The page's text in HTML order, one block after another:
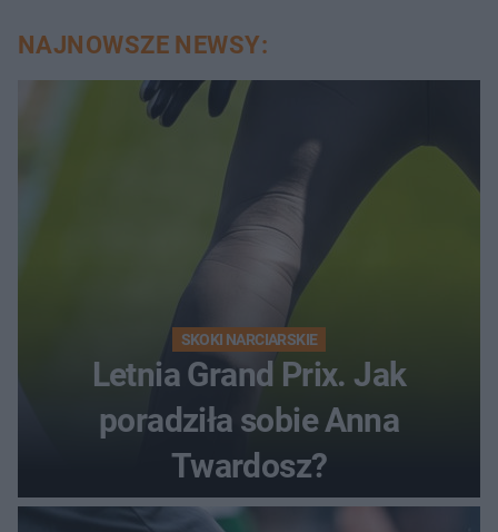
NAJNOWSZE NEWSY:
SKOKI NARCIARSKIE
Letnia Grand Prix. Jak
poradziła sobie Anna
Twardosz?